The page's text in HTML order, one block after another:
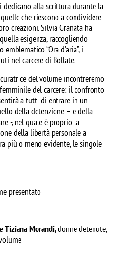
dedicano alla scrittura durante la
che riescono a condividere
creazioni. Silvia Granata ha
esigenza, raccogliendo
“Ora d’aria”, i
nel carcere di Bollate.
del volume incontreremo
del carcere: il confronto
a tutti di entrare in un
della detenzione – e della
-, nel quale è proprio la
della libertà personale a
più o meno evidente, le singole
presentato
Tiziana Morandi,donne detenute,